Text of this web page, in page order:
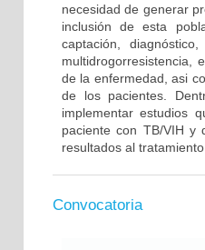
necesidad de generar
inclusión de esta
captación,
multidrogorresistencia,
de la enfermedad, asi
de los pacientes.
implementar estudios
paciente con TB/VIH y
resultados al
Convocatoria